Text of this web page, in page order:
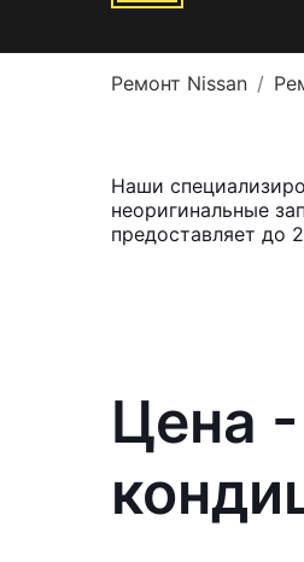
Ремонт Nissan
Наши
неоригинальные
предоставляет до
Цена